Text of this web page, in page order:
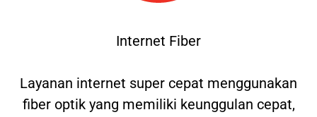
Internet Fiber
Layanan internet super cepat menggunakan
fiber optik yang memiliki keunggulan cepat,